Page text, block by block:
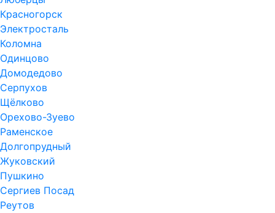
Красногорск
Электросталь
Коломна
Одинцово
Домодедово
Серпухов
Щёлково
Орехово-Зуево
Раменское
Долгопрудный
Жуковский
Пушкино
Сергиев Посад
Реутов